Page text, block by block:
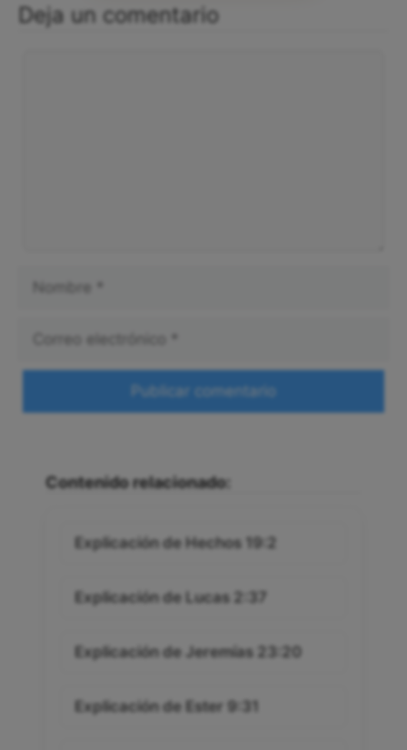
Deja un comentario
Contenido relacionado:
Explicación de Hechos 19:2
Explicación de Lucas 2:37
Explicación de Jeremías 23:20
Explicación de Ester 9:31